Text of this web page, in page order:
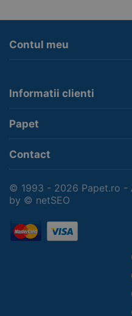
Contul meu
Informatii clienti
Papet
Contact
© 1993 - 2026 Papet.ro -
by © netSEO